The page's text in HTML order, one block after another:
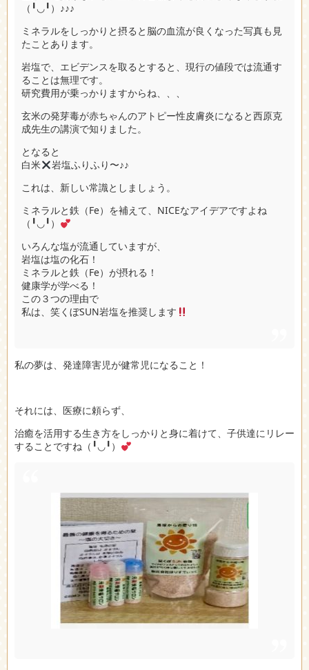
（╹◡╹）♪♪♪
ミネラルをしっかりと摂ると脳の血流が良くなった写真も見
たことあります。
岩塩で、エビデンスを取るとすると、現行の値段では流通す
ることは無理です。
研究費用が乗っかりますからね、、、
玄米の発芽毒が赤ちゃんのアトピー性皮膚炎になると西原克
成先生の講演で知りました。
となると
白米
岩塩ふりふり〜♪♪
これは、新しい常識としましょう。
ミネラルと鉄（Fe）を補えて、NICEなアイデアですよね
（╹◡╹）
いろんな塩が流通していますが、
岩塩は塩の化石！
ミネラルと鉄（Fe）が摂れる！
健康学が学べる！
この３つの理由で
私は、笑くぼSUN岩塩を推奨します
私の夢は、発達障害児が健常児になること！
それには、医療に頼らず、
治癒を活用する生き方をしっかりと身に着けて、子供達にリレー
することですね（╹◡╹）